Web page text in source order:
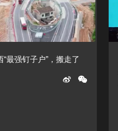
“最强钉子户”，搬走了